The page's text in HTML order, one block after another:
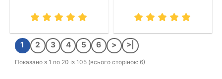
1 2 3 4 5 6 > >|
Показано з 1 по 20 із 105 (всього сторінок: 6)